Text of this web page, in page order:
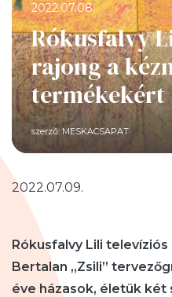
2022.07.08.
Rókusfalvy
rajong a
termékekért
szerző: MESKACSAPAT
2022.07.09.
Rókusfalvy Lili
Bertalan „Zsili”
éve házasok, életük